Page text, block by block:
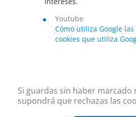
Youtube
Cómo utiliza Google las
cookies que utiliza
Si guardas sin haber marcado
supondrá que rechazas las